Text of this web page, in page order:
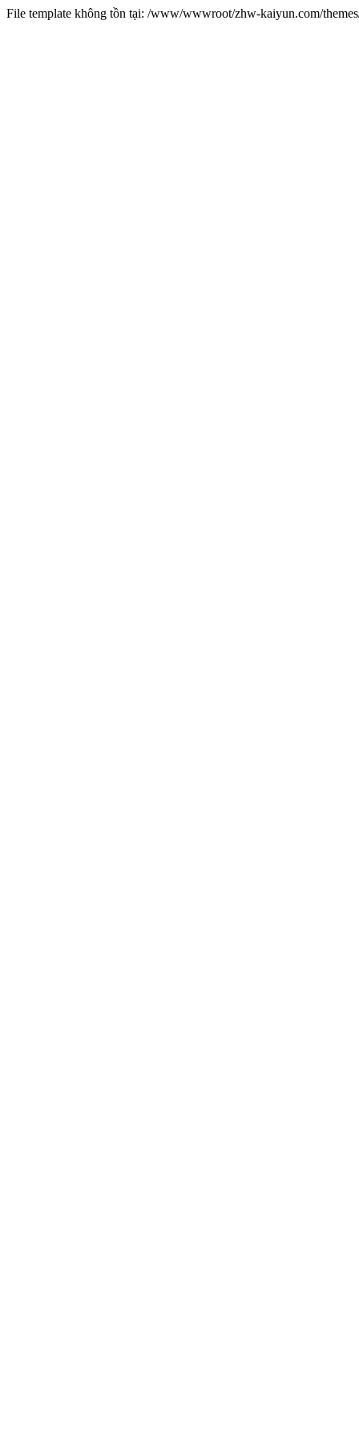
File template không tồn tại: /www/wwwroot/zhw-kaiyun.com/